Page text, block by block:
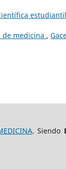
estudiantil
de medicina ,
. Siendo